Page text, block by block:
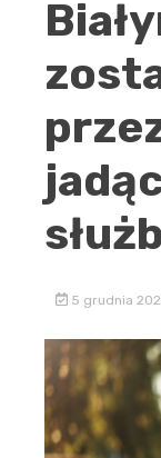
5 grudnia